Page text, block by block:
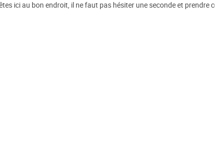
ici au bon endroit, il ne faut pas hésiter une seconde et